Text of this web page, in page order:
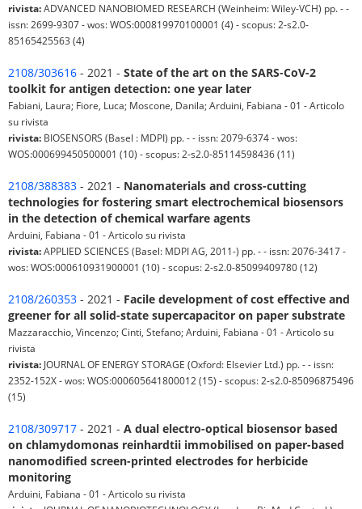
rivista:ADVANCED NANOBIOMED RESEARCH (Weinheim: Wiley-VCH) pp. - -
issn: 2699-9307 - wos: WOS:000819970100001 (4) - scopus: 2-s2.0-
85165425563 (4)
2108/303616 - 2021 - State of the art on the SARS-CoV-2
toolkit for antigen detection: one year later
Fabiani, Laura; Fiore, Luca; Moscone, Danila; Arduini, Fabiana - 01 - Articolo
su rivista
rivista: BIOSENSORS (Basel : MDPI) pp. - - issn: 2079-6374 - wos:
WOS:000699450500001 (10) - scopus: 2-s2.0-85114598436 (11)
2108/388383 - 2021 - Nanomaterials and cross-cutting
technologies for fostering smart electrochemical biosensors
in the detection of chemical warfare agents
Arduini, Fabiana - 01 - Articolo su rivista
rivista:APPLIED SCIENCES (Basel: MDPI AG, 2011-) pp. - - issn: 2076-3417 -
wos: WOS:000610931900001 (10) - scopus: 2-s2.0-85099409780 (12)
2108/260353 - 2021 - Facile development of cost effective and
greener for all solid-state supercapacitor on paper substrate
Mazzaracchio, Vincenzo; Cinti, Stefano; Arduini, Fabiana - 01 - Articolo su
rivista
rivista: JOURNAL OF ENERGY STORAGE (Oxford: Elsevier Ltd.) pp. - - issn:
2352-152X - wos: WOS:000605641800012 (15) - scopus: 2-s2.0-85096875496
(15)
2108/309717 - 2021 - A dual electro-optical biosensor based
on chlamydomonas reinhardtii immobilised on paper-based
nanomodified screen-printed electrodes for herbicide
monitoring
Arduini, Fabiana - 01 - Articolo su rivista